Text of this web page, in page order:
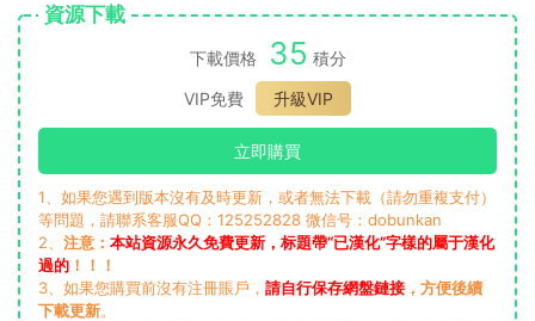
資源下載
下載價格 35 積分
VIP免費
升級VIP
立即購買
1、如果您遇到版本沒有及時更新，或者無法下載（請勿重複支付）
等問題，請聯系客服QQ：125252828 微信号：dobunkan
2、 注意： 本站資源永久免費更新，标題帶“已漢化”字樣的屬于漢化
過的 ！！！
3、如果您購買前沒有注冊賬戶， 請自行保存網盤鏈接 ，方便後續
下載更新。